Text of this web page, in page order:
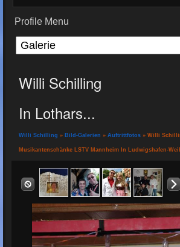
Profile Menu
Willi Schilling
In Lothars...
Willi Schilling » Bild-Galerien » Auftrittfotos » Willi
Musikantenschänke LSTV Mannheim In Ludwigshafen-